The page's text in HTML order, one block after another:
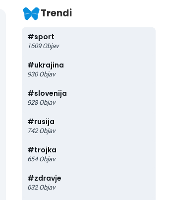
Trendi
#sport
1609 Objav
#ukrajina
930 Objav
#slovenija
928 Objav
#rusija
742 Objav
#trojka
654 Objav
#zdravje
632 Objav